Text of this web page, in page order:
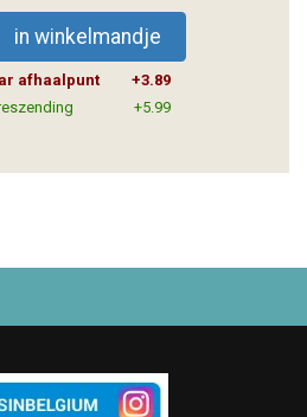
in winkelmandje
afhaalpunt
+3.89
+5.99